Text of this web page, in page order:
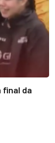
final da